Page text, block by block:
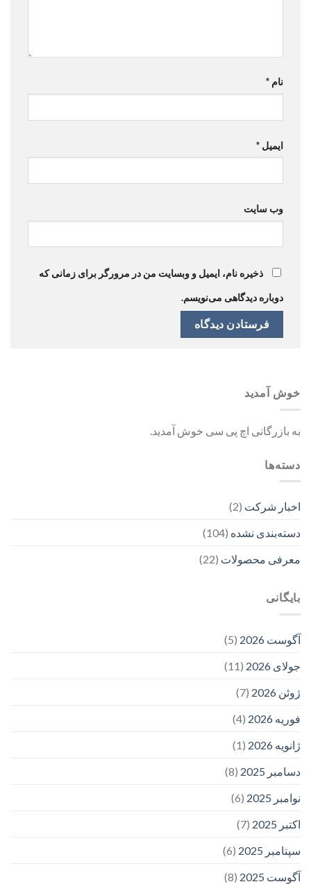
نام *
ایمیل *
وب‌ سایت
ذخیره نام، ایمیل و وبسایت من در مرورگر برای زمانی که
دوباره دیدگاهی می‌نویسم.
خوش آمدید
به بازرگانی اچ پی سی خوش آمدید.
دسته‌ها
اخبار شرکت (2)
دسته‌بندی نشده (104)
معرفی محصولات (22)
بایگانی
آگوست 2026
(5)
جولای 2026
(11)
ژوئن 2026
(7)
فوریه 2026
(4)
ژانویه 2026
(1)
دسامبر 2025
(8)
نوامبر 2025
(6)
اکتبر 2025
(7)
سپتامبر 2025
(6)
آگوست 2025
(8)